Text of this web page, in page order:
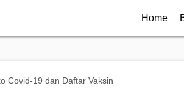
Home
Covid-19 dan Daftar Vaksin